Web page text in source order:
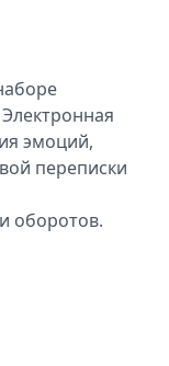
эмоций,
переписки
оборотов.